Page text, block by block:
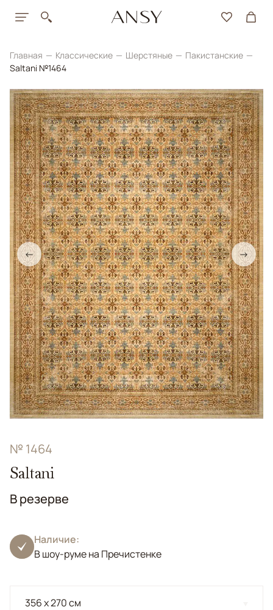
Главная Классические Шерстяные
Пакистанские
Saltani №1464
← →
№ 1464
Saltani
В резерве
Наличие:
В шоу-руме на Пречистенке
356 x 270 см